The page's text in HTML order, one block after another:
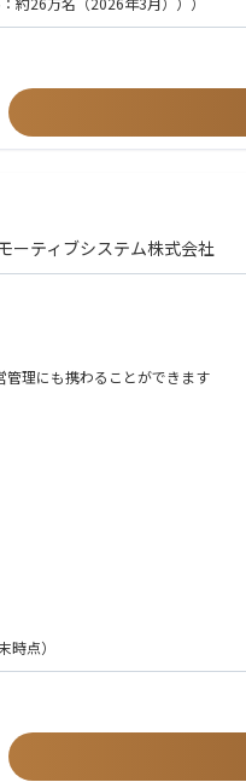
少人数でも可）
数等によるデータ処理等)
ーティブシステム株式会社
理にも携わることができます
ど
に活躍ができます。
験がある方
時点）